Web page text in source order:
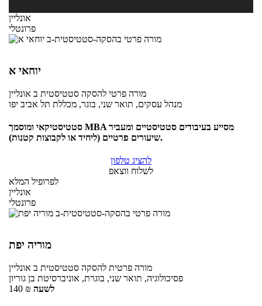
אונליין
פרונטלי
יוחאי א
מורה פרטי להסקה סטטיסטית ב אונליין
מנהל עסקים, תואר שני, בוגר, מכללת תל אביב יפו
סטטיסטיקאי ומוסמך MBA מסייע בעיבודים סטטיסטיים ומעביר
שיעורים פרטיים (ליחיד או לקבוצות קטנות).
להציג טלפון
לשלוח ווצאפ
לפרופיל המלא
אונליין
פרונטלי
מוריה יפת
מורה פרטית להסקה סטטיסטית ב אונליין
פסיכולוגיה, תואר שני, בוגרת, אוניברסיטת בן גוריון
140 ₪ לשעה